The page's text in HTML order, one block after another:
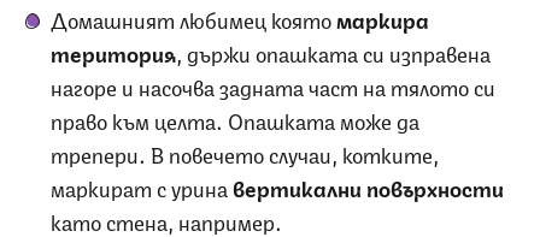
Домашният любимец коятомаркира
територия , държи опашката си изправена
нагоре и насочва задната част на тялото си
право към целта. Опашката може да
трепери. В повечето случаи, котките,
маркират с уринавертикални повърхности
като стена, например.